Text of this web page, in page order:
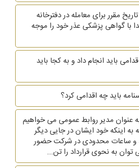
مقرر برای معامله در دفترخانه
با گواهی پزشکی عذر خود را موجه
باید انجام داد و به کجا باید
باید چه اقدامی کرد؟
عنوان مدیر روابط عمومی می خواهیم
به اینکه خود ایشان در جایی دیگر
و ساعات محدودی در شرکت حضور
به نحوی قرارداد را تن...